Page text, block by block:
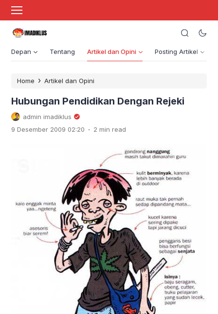
Depan Tentang Artikel dan Opini Posting Artikel
Home › Artikel dan Opini
Hubungan Pendidikan Dengan Rejeki
admin imadiklus
9 Desember 2009 02:20 . 2 min read